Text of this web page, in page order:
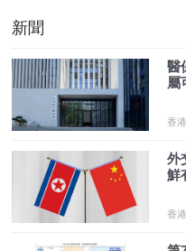
新聞
醫
屬
香
外
鮮
香